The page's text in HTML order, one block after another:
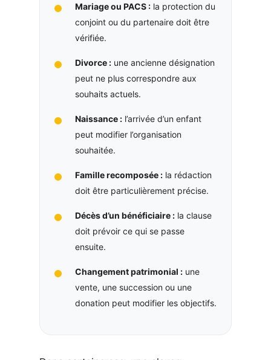
Mariage ou PACS :la protection du
conjoint ou du partenaire doit être
vérifiée.
Divorce :une ancienne désignation
peut ne plus correspondre aux
souhaits actuels.
Naissance :l’arrivée d’un enfant
peut modifier l’organisation
souhaitée.
Famille recomposée :la rédaction
doit être particulièrement précise.
Décès d’un bénéficiaire :la clause
doit prévoir ce qui se passe
ensuite.
Changement patrimonial :une
vente, une succession ou une
donation peut modifier les objectifs.